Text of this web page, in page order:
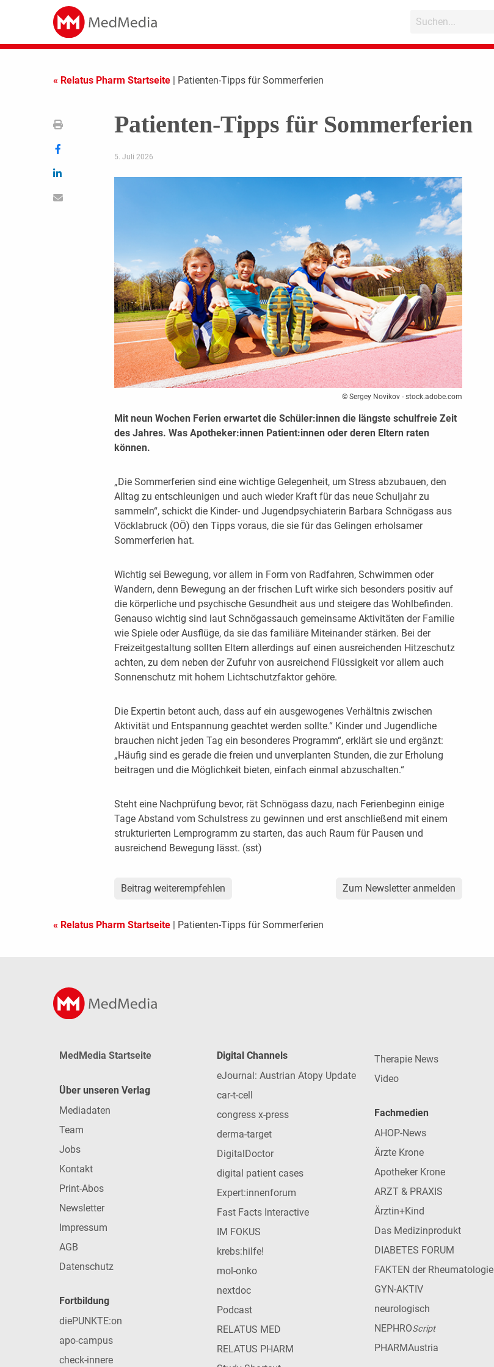
« Relatus Pharm Startseite | Patienten-Tipps für Sommerferien
Patienten-Tipps für Sommerferien
5. Juli 2026
© Sergey Novikov - stock.adobe.com
Mit neun Wochen Ferien erwartet die Schüler:innen die längste schulfreie Zeit
des Jahres. Was Apotheker:innen Patient:innen oder deren Eltern raten
können.
„Die Sommerferien sind eine wichtige Gelegenheit, um Stress abzubauen, den
Alltag zu entschleunigen und auch wieder Kraft für das neue Schuljahr zu
sammeln“, schickt die Kinder- und Jugendpsychiaterin Barbara Schnögass aus
Vöcklabruck (OÖ) den Tipps voraus, die sie für das Gelingen erholsamer
Sommerferien hat.
Wichtig sei Bewegung, vor allem in Form von Radfahren, Schwimmen oder
Wandern, denn Bewegung an der frischen Luft wirke sich besonders positiv auf
die körperliche und psychische Gesundheit aus und steigere das Wohlbefinden.
Genauso wichtig sind laut Schnögassauch gemeinsame Aktivitäten der Familie
wie Spiele oder Ausflüge, da sie das familiäre Miteinander stärken. Bei der
Freizeitgestaltung sollten Eltern allerdings auf einen ausreichenden Hitzeschutz
achten, zu dem neben der Zufuhr von ausreichend Flüssigkeit vor allem auch
Sonnenschutz mit hohem Lichtschutzfaktor gehöre.
Die Expertin betont auch, dass auf ein ausgewogenes Verhältnis zwischen
Aktivität und Entspannung geachtet werden sollte.“ Kinder und Jugendliche
brauchen nicht jeden Tag ein besonderes Programm“, erklärt sie und ergänzt:
„Häufig sind es gerade die freien und unverplanten Stunden, die zur Erholung
beitragen und die Möglichkeit bieten, einfach einmal abzuschalten.“
Steht eine Nachprüfung bevor, rät Schnögass dazu, nach Ferienbeginn einige
Tage Abstand vom Schulstress zu gewinnen und erst anschließend mit einem
strukturierten Lernprogramm zu starten, das auch Raum für Pausen und
ausreichend Bewegung lässt. (sst)
Beitrag weiterempfehlen Zum Newsletter anmelden
« Relatus Pharm Startseite | Patienten-Tipps für Sommerferien
MedMedia Startseite
Über unseren Verlag
Mediadaten
Team
Jobs
Kontakt
Print-Abos
Newsletter
Impressum
AGB
Datenschutz
Fortbildung
diePUNKTE:on
apo-campus
check-innere
Digital Channels
eJournal: Austrian Atopy Update
car-t-cell
congress x-press
derma-target
DigitalDoctor
digital patient cases
Expert:innenforum
Fast Facts Interactive
IM FOKUS
krebs:hilfe!
mol-onko
nextdoc
Podcast
RELATUS MED
RELATUS PHARM
Therapie News
Video
Fachmedien
AHOP-News
Ärzte Krone
Apotheker Krone
ARZT & PRAXIS
Ärztin+Kind
Das Medizinprodukt
DIABETES FORUM
FAKTEN der Rheumatologie
GYN-AKTIV
neurologisch
NEPHROScript
PHARMAustria